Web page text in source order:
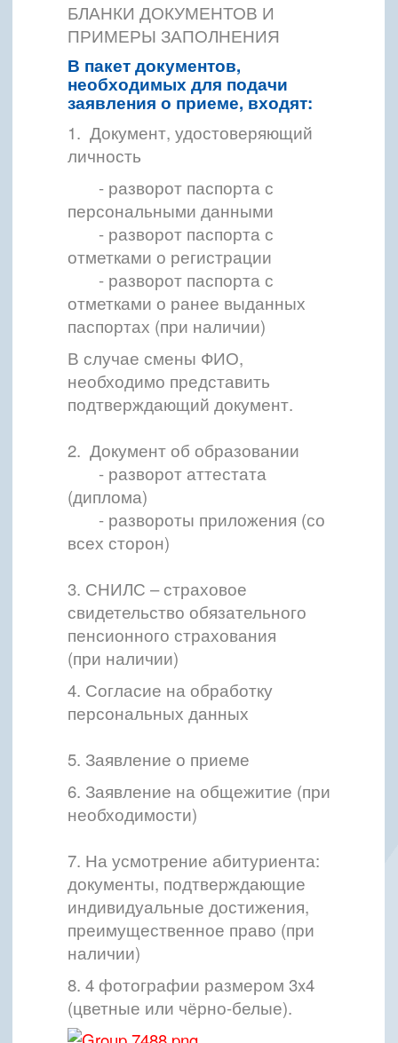
БЛАНКИ ДОКУМЕНТОВ И
ПРИМЕРЫ ЗАПОЛНЕНИЯ
В пакет документов,
необходимых для подачи
заявления о приеме, входят:
1. Документ, удостоверяющий
личность
- разворот паспорта с
персональными данными
- разворот паспорта с
отметками о регистрации
- разворот паспорта с
отметками о ранее выданных
паспортах (при наличии)
В случае смены ФИО,
необходимо представить
подтверждающий документ.
2. Документ об образовании
- разворот аттестата
(диплома)
- развороты приложения (со
всех сторон)
3. СНИЛС – страховое
свидетельство обязательного
пенсионного страхования
(при наличии)
4. Согласие на обработку
персональных данных
5. Заявление о приеме
6. Заявление на общежитие (при
необходимости)
7. На усмотрение абитуриента:
документы, подтверждающие
индивидуальные достижения,
преимущественное право (при
наличии)
8. 4 фотографии размером 3x4
(цветные или чёрно-белые).